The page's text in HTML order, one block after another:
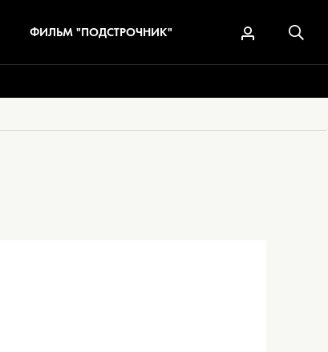
ФИЛЬМ "ПОДСТРОЧНИК"